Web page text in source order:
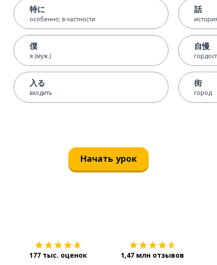
特に
особенно; в частности
僕
я (муж.)
入る
входить
話
自慢
街
город
Начать урок
177 тыс. оценок 1,47 млн отзывов